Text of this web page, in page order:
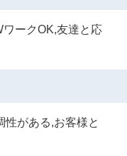
ークOK,友達と応
性がある,お客様と